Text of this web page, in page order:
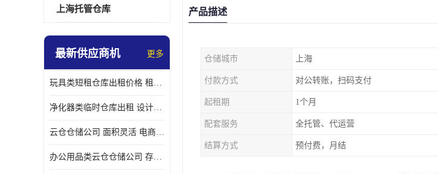
上海托管仓库
最新供应商机 更多
玩具类短租仓库出租价格 租期灵活 智能电商配套
净化器类临时仓库出租 设计简单 电商仓储物流战略合作
云仓仓储公司 面积灵活 电商仓储物流战略合作
办公用品类云仓仓储公司 存货周转很快 电商仓储物流战略整合
产品描述
仓储城市 上海
付款方式 对公转账，扫码支付
起租期 1个月
配套服务 全托管、代运营
结算方式 预付费，月结